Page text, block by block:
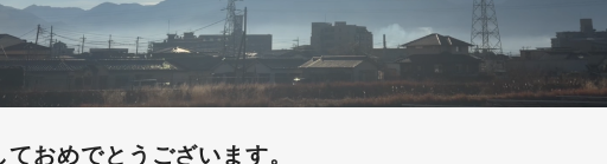
おめでとうございます。